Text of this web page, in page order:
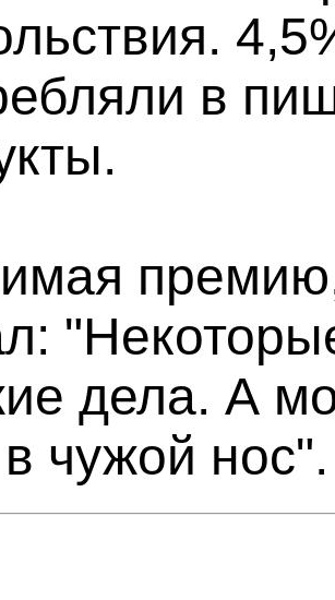
в
дела. А
чужой нос".